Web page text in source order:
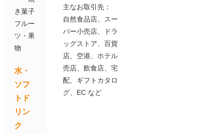
主なお取引先：
自然食品店、スー
パー小売店、ドラ
ッグストア、百貨
店、空港、ホテル
売店、飲食店、宅
配、ギフトカタロ
グ、EC など
き菓子
フルー
ツ・果
物
水・
ソフ
トド
リン
ク